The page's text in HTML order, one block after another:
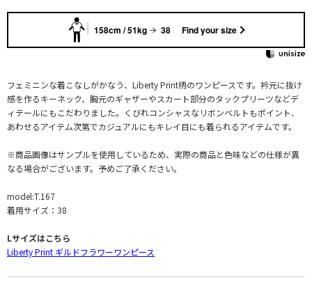
158cm / 51kg 38 Find your size
フェミニンな着こなしがかなう、Liberty Print柄のワンピースです。衿元に抜け
感を作るキーネック、胸元のギャザーやスカート部分のタックプリーツなどデ
ィテールにもこだわりました。くびれコンシャスなリボンベルトもポイント、
あわせるアイテム次第でカジュアルにもキレイ目にも着られるアイテムです。
※商品画像はサンプルを使用しているため、実際の商品と色味などの仕様が異
なる場合がございます。予めご了承ください。
model:T.167
着用サイズ：38
Lサイズはこちら
Liberty Print ギルドフラワーワンピース